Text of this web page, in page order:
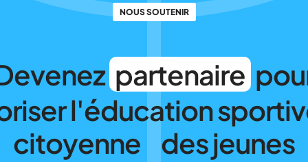
NOUS SOUTENIR
partenaire
l'éducation
citoyenne des jeunes